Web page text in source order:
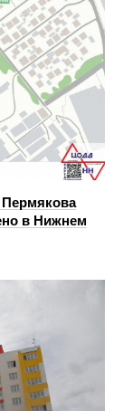
Пермякова
в Нижнем